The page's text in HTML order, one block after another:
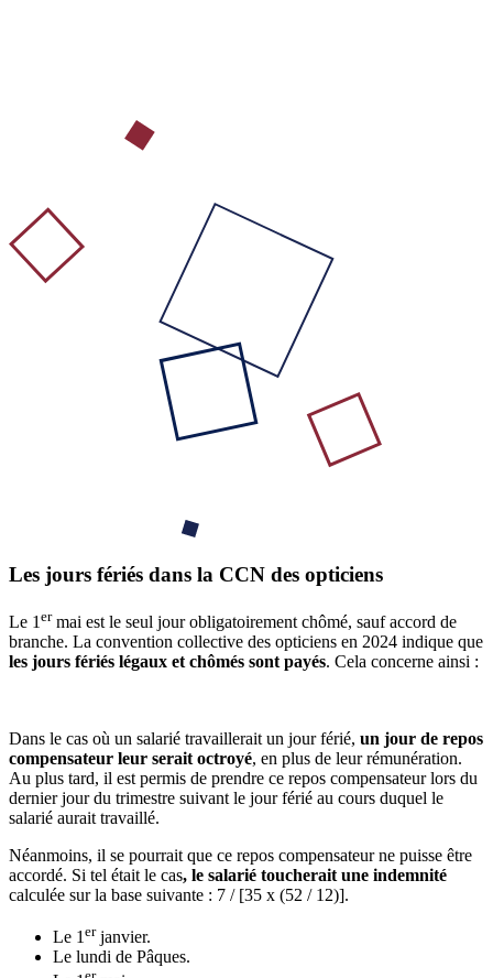
Les jours fériés dans la CCN des opticiens
Le 1 ermai est le seul jour obligatoirement chômé, sauf accord de
branche. La convention collective des opticiens en 2024 indique que
les jours fériés légaux et chômés sont payés. Cela concerne ainsi :
Dans le cas où un salarié travaillerait un jour férié, un jour de repos
compensateur leur serait octroyé, en plus de leur rémunération.
Au plus tard, il est permis de prendre ce repos compensateur lors du
dernier jour du trimestre suivant le jour férié au cours duquel le
salarié aurait travaillé.
Néanmoins, il se pourrait que ce repos compensateur ne puisse être
accordé. Si tel était le cas, le salarié toucherait une indemnité
calculée sur la base suivante : 7 / [35 x (52 / 12)].
Le 1erjanvier.
Le lundi de Pâques.